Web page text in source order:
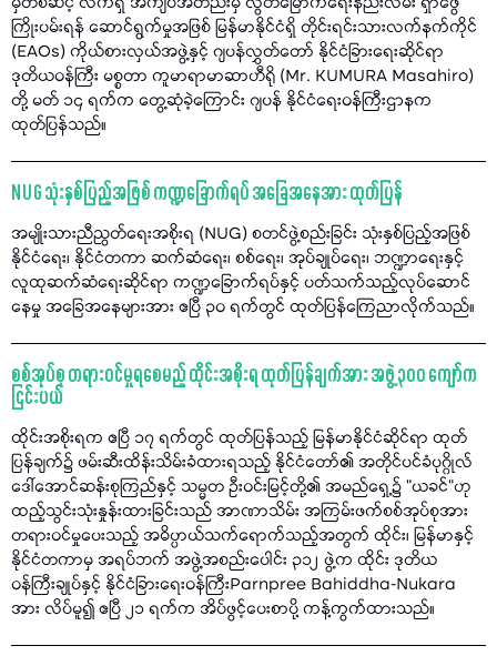
ကြိုးပမ်းရန် ဆောင်ရွက်မှုအဖြစ် မြန်မာနိုင်ငံရှိ တိုင်းရင်းသားလက်နက်ကိုင်
(EAOs) ကိုယ်စားလှယ်အဖွဲ့နှင့် ဂျပန်လွှတ်တော် နိုင်ငံခြားရေးဆိုင်ရာ
ဒုတိယဝန်ကြီး မစ္စတာ ကူမာရာမာဆာဟီရို (Mr. KUMURA Masahiro)
တို့ မတ် ၁၄ ရက်က တွေ့ဆုံခဲ့ကြောင်း ဂျပန် နိုင်ငံရေးဝန်ကြီးဌာနက
ထုတ်ပြန်သည်။
NUG သုံးနှစ်ပြည့်အဖြစ် ကဏ္ဍခြောက်ရပ် အခြေအနေအား ထုတ်ပြန်
အမျိုးသားညီညွတ်ရေးအစိုးရ (NUG) စတင်ဖွဲ့စည်းခြင်း သုံးနှစ်ပြည့်အဖြစ်
နိုင်ငံရေး၊ နိုင်ငံတကာ ဆက်ဆံရေး၊ စစ်ရေး၊ အုပ်ချုပ်ရေး၊ ဘဏ္ဍာရေးနှင့်
လူထုဆက်ဆံရေးဆိုင်ရာ ကဏ္ဍခြောက်ရပ်နှင့် ပတ်သက်သည့်လုပ်ဆောင်
နေမှု အခြေအနေများအား ဧပြီ ၃၀ ရက်တွင် ထုတ်ပြန်ကြေညာလိုက်သည်။
စစ်အုပ်စု တရားဝင်မှုရစေမည့် ထိုင်းအစိုးရ ထုတ်ပြန်ချက်အား အဖွဲ့ ၃၀၀ ကျော်က
ငြင်းပယ်
ထိုင်းအစိုးရက ဧပြီ ၁၇ ရက်တွင် ထုတ်ပြန်သည့် မြန်မာနိုင်ငံဆိုင်ရာ ထုတ်
ပြန်ချက်၌ ဖမ်းဆီးထိန်းသိမ်းခံထားရသည့် နိုင်ငံတော်၏ အတိုင်ပင်ခံပုဂ္ဂိုလ်
ဒေါ်အောင်ဆန်းစုကြည်နှင့် သမ္မတ ဦးဝင်းမြင့်တို့၏ အမည်ရှေ့၌ "ယခင်"ဟု
ထည့်သွင်းသုံးနှုန်းထားခြင်းသည် အာဏာသိမ်း အကြမ်းဖက်စစ်အုပ်စုအား
တရားဝင်မှုပေးသည့် အဓိပ္ပာယ်သက်ရောက်သည့်အတွက် ထိုင်း၊ မြန်မာနှင့်
နိုင်ငံတကာမှ အရပ်ဘက် အဖွဲ့အစည်းပေါင်း ၃၁၂ ဖွဲ့က ထိုင်း ဒုတိယ
ဝန်ကြီးချုပ်နှင့် နိုင်ငံခြားရေးဝန်ကြီးParnpree Bahiddha-Nukara
အား လိပ်မူ၍ ဧပြီ ၂၁ ရက်က အိပ်ဖွင့်ပေးစာပို့ ကန့်ကွက်ထားသည်။